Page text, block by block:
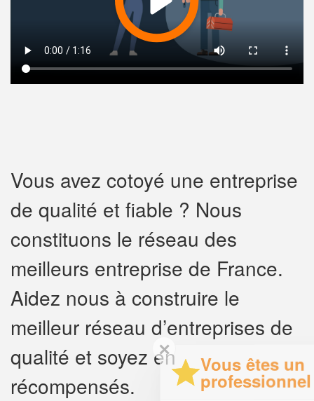
Vous avez cotoyé une entreprise
de qualité et fiable ? Nous
constituons le réseau des
meilleurs entreprise de France.
Aidez nous à construire le
meilleur réseau d’entreprises de
qualité et soyez en
récompensés.
✕
Vous êtes un
professionnel ?